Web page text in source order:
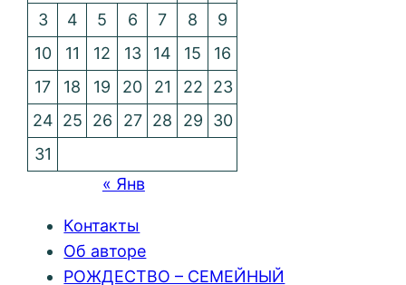
3
4 5 6 7 8
9
10
11 12 13 14 15
16
17
18 19 20 21 22
23
24 25 26 27 28 29
30
31
« Янв
Контакты
Об авторе
РОЖДЕСТВО – СЕМЕЙНЫЙ